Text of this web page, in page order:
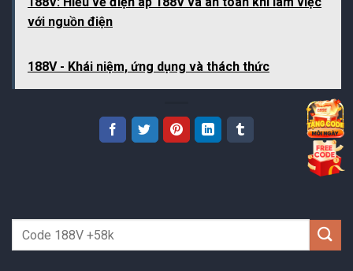
với nguồn điện
188V - Khái niệm, ứng dụng và thách thức